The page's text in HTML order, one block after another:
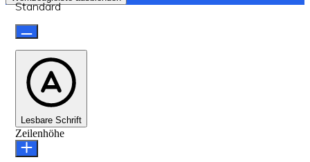
Standard
Lesbare Schrift
Zeilenhöhe